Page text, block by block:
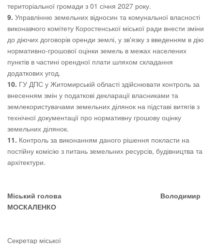
територіальної громади з 01 січня 2027 року.
9. Управлінню земельних відносин та комунальної власності
виконавчого комітету Коростенської міської ради внести зміни
до діючих договорів оренди землі, у зв'язку з введенням в дію
нормативно-грошової оцінки земель в межах населених
пунктів в частині орендної плати шляхом складання
додаткових угод.
10. ГУ ДПС у Житомирській області здійснювати контроль за
внесенням змін у податкові декларації власниками та
землекористувачами земельних ділянок на підставі витягів з
технічної документації про нормативну грошову оцінку
земельних ділянок.
11. Контроль за виконанням даного рішення покласти на
постійну комісію з питань земельних ресурсів, будівництва та
архітектури.
Міський голова
Володимир
МОСКАЛЕНКО
Секретар міської